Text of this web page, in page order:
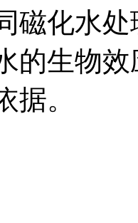
磁化水
的生物
据。